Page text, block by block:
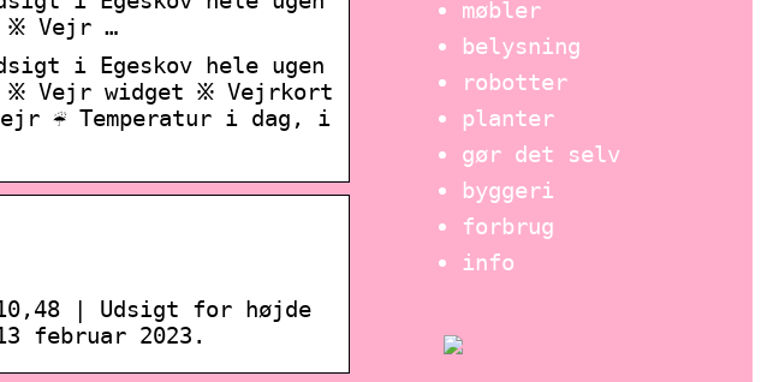
፠ Vejr …
i Egeskov hele ugen
Vejr widget ፠ Vejrkort
☔ Temperatur i dag, i
10,48 | Udsigt for højde
februar 2023.
møbler
belysning
robotter
planter
gør det selv
byggeri
forbrug
info